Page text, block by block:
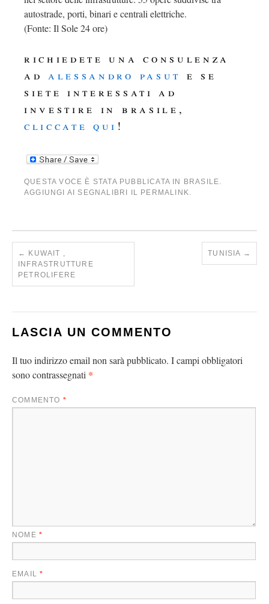
autostrade, porti, binari e centrali elettriche.
(Fonte: Il Sole 24 ore)
richiedete una consulenza
adalessandro pasut e se
siete interessati ad
investire in brasile,
cliccate qui !
QUESTA VOCE È STATA PUBBLICATA IN BRASILE.
AGGIUNGI AI SEGNALIBRI IL PERMALINK.
←
KUWAIT ,
INFRASTRUTTURE
PETROLIFERE
TUNISIA →
LASCIA UN COMMENTO
Il tuo indirizzo email non sarà pubblicato. I campi obbligatori
sono contrassegnati *
COMMENTO *
NOME *
EMAIL*